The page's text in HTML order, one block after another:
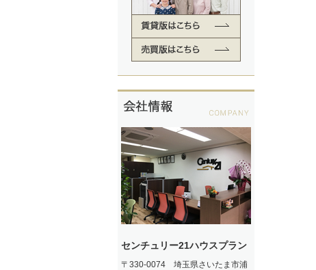
センチュリー21ハウスプラン
〒330-0074 埼玉県さいたま市浦